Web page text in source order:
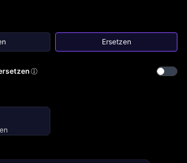
Ersetzen